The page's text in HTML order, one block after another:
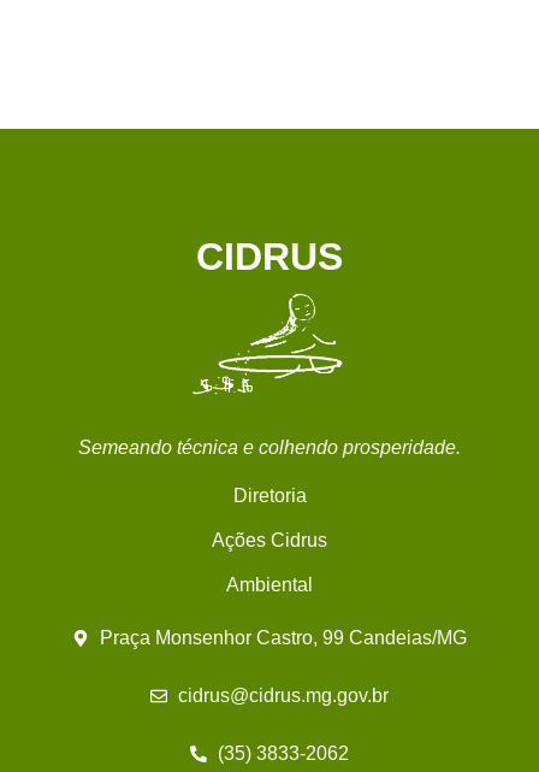
CIDRUS
Semeando técnica e colhendo prosperidade.
Diretoria
Ações Cidrus
Ambiental
Praça Monsenhor Castro, 99 Candeias/MG
cidrus@cidrus.mg.gov.br
(35) 3833-2062